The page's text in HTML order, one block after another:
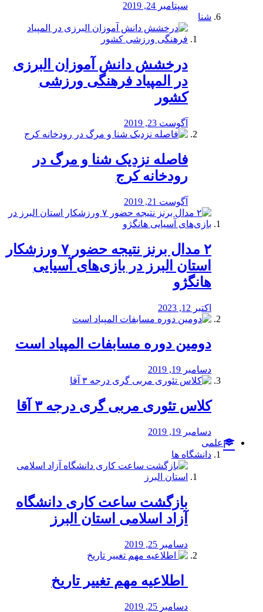
سپتامبر 24, 2019
شنا
درخشش دانش آموزان البرزی
در المپیاد فرهنگی ورزشی
کشور
آگوست 23, 2019
️فاصله نزدیک شنا و مرگ در
رودخانه کرج
آگوست 21, 2019
۲ مدال برنز نتیجه حضور ۷ ورزشکار
استان البرز در بازی‌های آسیایی
هانگژو
اکتبر 12, 2023
دومین دوره مسابفات المپیاد است
دسامبر 19, 2019
کلاس تئوری مربی گری درجه ۳ آقا
دسامبر 19, 2019
علمی
دانشگاه ها
بازگشت ساعت کاری دانشگاه
آزاد اسلامی استان البرز
دسامبر 25, 2019
️ اطلاعیه مهم تغییر تاریخ
دسامبر 25, 2019